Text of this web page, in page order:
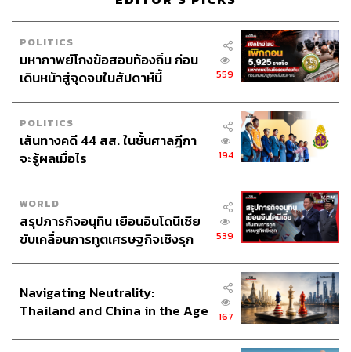
ไทยและต่างชาติที่พวกเรารู้จัก เช่น สเต๊ก มักกะโรนีชีส ข้าว
ซอย, บะหมี่ เฟรนช์ฟรายส์ สมูทตี้ โดยราคาอาหารเริ่มต้นที่
ประมาณ 200 บาท
OPEN: เปิดทุกวัน เวลา 11.00-22.00 น.
ADDRESS: มีทั้งหมด 7 สาขา ได้แก่ สยามพารากอน, สีลม,
ลาซาล, วงเวียนใหญ่, นานา, พร้อมพงษ์ และสนามบิน
สุวรรณภูมิ
Pimp My Salad
POLITICS
มหากาพย์โกงข้อสอบท้องถิ่น ก่อน
เดินหน้าสู่จุดจบในสัปดาห์นี้
559
POLITICS
เส้นทางคดี 44 สส. ในชั้นศาลฎีกา
จะรู้ผลเมื่อไร
194
WORLD
สรุปภารกิจอนุทิน เยือนอินโดนีเซีย
ขับเคลื่อนการทูตเศรษฐกิจเชิงรุก
539
Navigating Neutrality:
Thailand and China in the Age
167